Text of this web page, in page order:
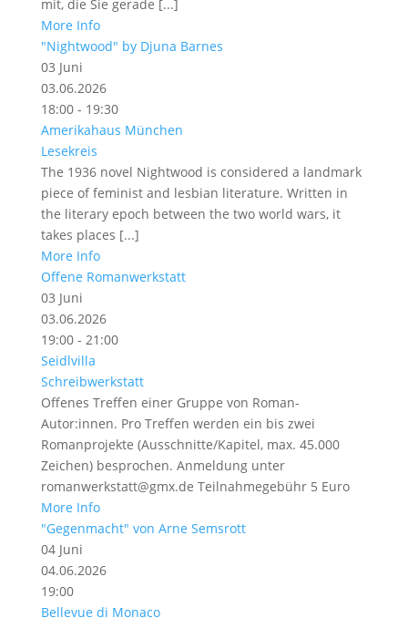
mit, die Sie gerade [...]
More Info
"Nightwood" by Djuna Barnes
03 Juni
03.06.2026
18:00 - 19:30
Amerikahaus München
Lesekreis
The 1936 novel Nightwood is considered a landmark
piece of feminist and lesbian literature. Written in
the literary epoch between the two world wars, it
takes places [...]
More Info
Offene Romanwerkstatt
03 Juni
03.06.2026
19:00 - 21:00
Seidlvilla
Schreibwerkstatt
Offenes Treffen einer Gruppe von Roman-
Autor:innen. Pro Treffen werden ein bis zwei
Romanprojekte (Ausschnitte/Kapitel, max. 45.000
Zeichen) besprochen. Anmeldung unter
romanwerkstatt@gmx.de Teilnahmegebühr 5 Euro
More Info
"Gegenmacht" von Arne Semsrott
04 Juni
04.06.2026
19:00
Bellevue di Monaco